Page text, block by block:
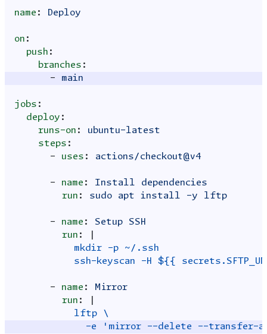
name : Deploy
on :
push :
branches :
-
main
jobs :
deploy :
runs-on :
ubuntu-latest
steps :
-
uses : actions/checkout@v4
- name :
Install dependencies
run : sudo apt install -y lftp
- name :
Setup SSH
run :
mkdir -p ~/.ssh
ssh-keyscan -H ${{
- name :
Mirror
run :
lftp \
-e 'mirror --delete --transfer-all